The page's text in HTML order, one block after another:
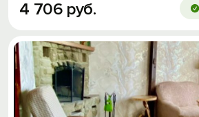
4 706 руб.